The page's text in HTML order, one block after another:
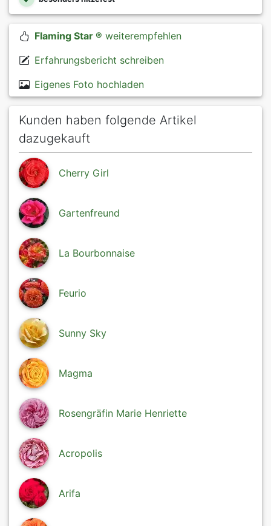
Flaming Star ® weiterempfehlen
Erfahrungsbericht schreiben
Eigenes Foto hochladen
Kunden haben folgende Artikel
dazugekauft
Cherry Girl
Gartenfreund
La Bourbonnaise
Feurio
Sunny Sky
Magma
Rosengräfin Marie Henriette
Acropolis
Arifa